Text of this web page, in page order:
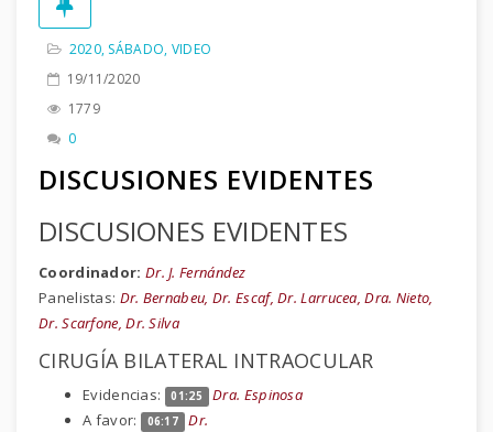
2020, SÁBADO, VIDEO
19/11/2020
1779
0
DISCUSIONES EVIDENTES
DISCUSIONES EVIDENTES
Coordinador: Dr. J. Fernández
Panelistas: Dr. Bernabeu, Dr. Escaf, Dr. Larrucea, Dra. Nieto,
Dr. Scarfone, Dr. Silva
CIRUGÍA BILATERAL INTRAOCULAR
Evidencias: 01:25
Dra. Espinosa
A favor:
06:17
Dr.